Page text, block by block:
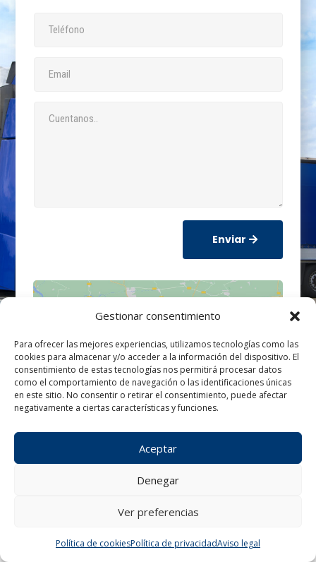
Gestionar consentimiento
Para ofrecer las mejores experiencias, utilizamos tecnologías como las
cookies para almacenar y/o acceder a la información del dispositivo. El
consentimiento de estas tecnologías nos permitirá procesar datos
como el comportamiento de navegación o las identificaciones únicas
en este sitio. No consentir o retirar el consentimiento, puede afectar
negativamente a ciertas características y funciones.
Aceptar
Denegar
Ver preferencias
Política de cookiesPolítica de privacidadAviso legal
Enviar
Haz clic para aceptar cookies de
marketing y permitir este contenido
¿Tienes alguna consulta?